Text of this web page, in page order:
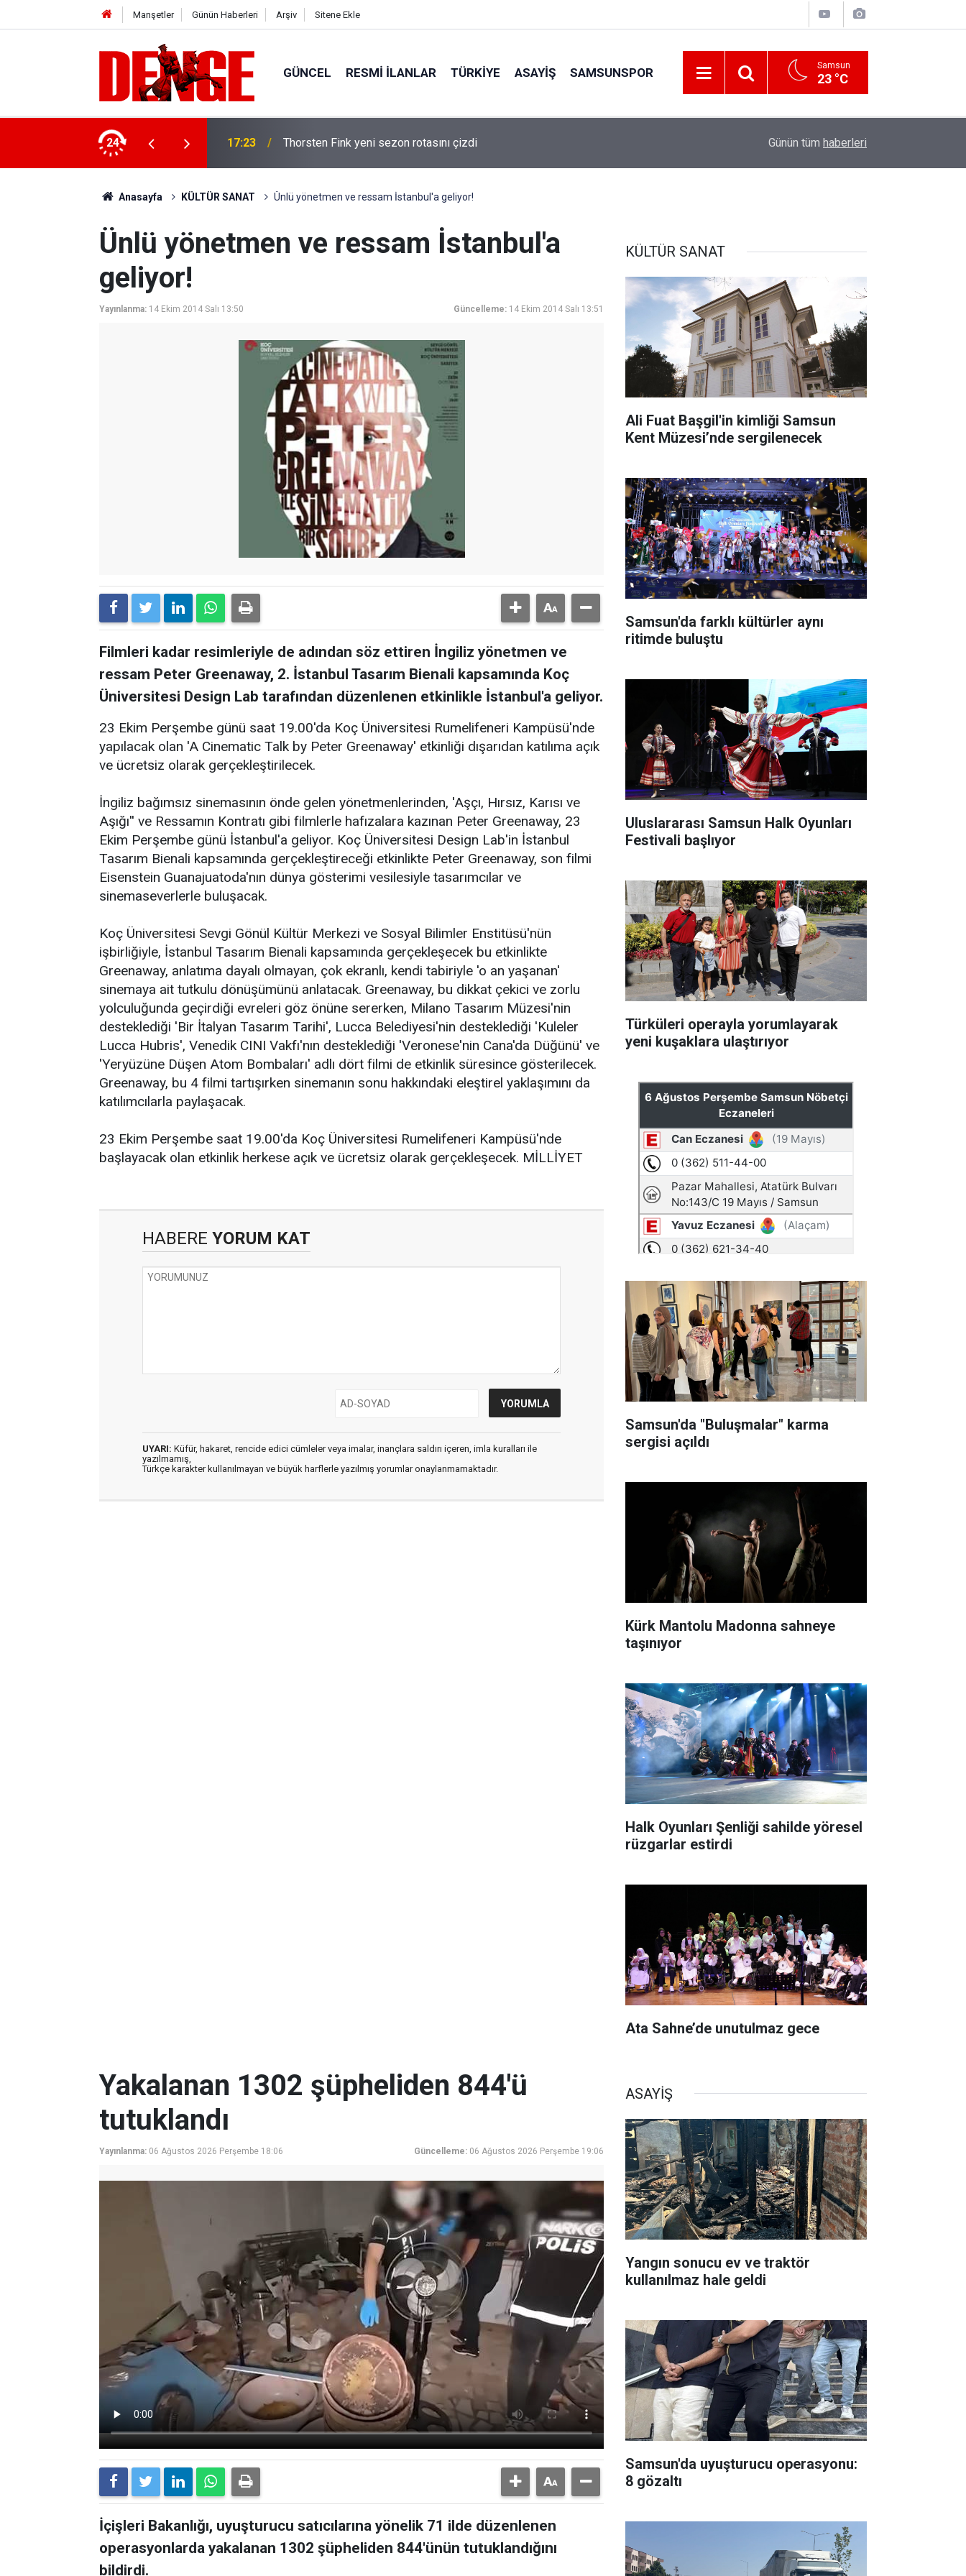
Manşetler Günün Haberleri Arşiv Sitene Ekle
GÜNCEL RESMI İLANLAR TÜRKİYE ASAYİŞ SAMSUNSPOR Samsun
23 °C
24 17:21 Vatandaşlar evlerinden danışmanlık hizmeti alabiliyor 5G abone sayısı 4 ayda 44,5 milyona ulaştı
Günün tüm haberleri
Anasayfa KÜLTÜR SANAT Ünlü yönetmen ve ressam İstanbul'a geliyor!
Ünlü yönetmen ve ressam İstanbul'a
geliyor!
Yayınlanma: 14 Ekim 2014 Salı 13:50 Güncelleme: 14 Ekim 2014 Salı 13:51
Filmleri kadar resimleriyle de adından söz ettiren İngiliz yönetmen ve
ressam Peter Greenaway, 2. İstanbul Tasarım Bienali kapsamında Koç
Üniversitesi Design Lab tarafından düzenlenen etkinlikle İstanbul'a geliyor.
23 Ekim Perşembe günü saat 19.00'da Koç Üniversitesi Rumelifeneri Kampüsü'nde
yapılacak olan 'A Cinematic Talk by Peter Greenaway' etkinliği dışarıdan katılıma açık
ve ücretsiz olarak gerçekleştirilecek.
İngiliz bağımsız sinemasının önde gelen yönetmenlerinden, 'Aşçı, Hırsız, Karısı ve
Aşığı'' ve Ressamın Kontratı gibi filmlerle hafızalara kazınan Peter Greenaway, 23
Ekim Perşembe günü İstanbul'a geliyor. Koç Üniversitesi Design Lab'in İstanbul
Tasarım Bienali kapsamında gerçekleştireceği etkinlikte Peter Greenaway, son filmi
Eisenstein Guanajuatoda'nın dünya gösterimi vesilesiyle tasarımcılar ve
sinemaseverlerle buluşacak.
Koç Üniversitesi Sevgi Gönül Kültür Merkezi ve Sosyal Bilimler Enstitüsü'nün
işbirliğiyle, İstanbul Tasarım Bienali kapsamında gerçekleşecek bu etkinlikte
Greenaway, anlatıma dayalı olmayan, çok ekranlı, kendi tabiriyle 'o an yaşanan'
sinemaya ait tutkulu dönüşümünü anlatacak. Greenaway, bu dikkat çekici ve zorlu
yolculuğunda geçirdiği evreleri göz önüne sererken, Milano Tasarım Müzesi'nin
desteklediği 'Bir İtalyan Tasarım Tarihi', Lucca Belediyesi'nin desteklediği 'Kuleler 
Lucca Hubris', Venedik CINI Vakfı'nın desteklediği 'Veronese'nin Cana'da Düğünü' ve
'Yeryüzüne Düşen Atom Bombaları' adlı dört filmi de etkinlik süresince gösterilecek.
Greenaway, bu 4 filmi tartışırken sinemanın sonu hakkındaki eleştirel yaklaşımını da
katılımcılarla paylaşacak.
23 Ekim Perşembe saat 19.00'da Koç Üniversitesi Rumelifeneri Kampüsü'nde
başlayacak olan etkinlik herkese açık ve ücretsiz olarak gerçekleşecek. MİLLİYET
HABERE YORUM KAT
UYARI: Küfür, hakaret, rencide edici cümleler veya imalar, inançlara saldırı içeren, imla kuralları ile
yazılmamış,
Türkçe karakter kullanılmayan ve büyük harflerle yazılmış yorumlar onaylanmamaktadır.
KÜLTÜR SANAT
Ali Fuat Başgil'in kimliği Samsun
Kent Müzesi’nde sergilenecek
Samsun'da farklı kültürler aynı
ritimde buluştu
Uluslararası Samsun Halk Oyunları
Festivali başlıyor
Türküleri operayla yorumlayarak
yeni kuşaklara ulaştırıyor
Samsun'da "Buluşmalar" karma
sergisi açıldı
Kürk Mantolu Madonna sahneye
taşınıyor
Halk Oyunları Şenliği sahilde yöresel
rüzgarlar estirdi
Ata Sahne’de unutulmaz gece
Yakalanan 1302 şüpheliden 844'ü
tutuklandı
Yayınlanma: 06 Ağustos 2026 Perşembe 18:06 Güncelleme: 06 Ağustos 2026 Perşembe 19:06
İçişleri Bakanlığı, uyuşturucu satıcılarına yönelik 71 ilde düzenlenen
operasyonlarda yakalanan 1302 şüpheliden 844'ünün tutuklandığını
bildirdi.
ASAYİŞ
Yangın sonucu ev ve traktör
kullanılmaz hale geldi
Samsun'da uyuşturucu operasyonu:
8 gözaltı